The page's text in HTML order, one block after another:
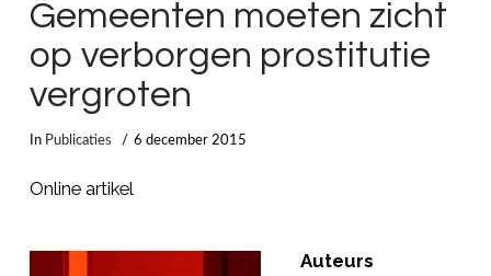
Gemeenten moeten zicht
op verborgen prostitutie
vergroten
In Publicaties 6 december 2015
Online artikel
Auteurs